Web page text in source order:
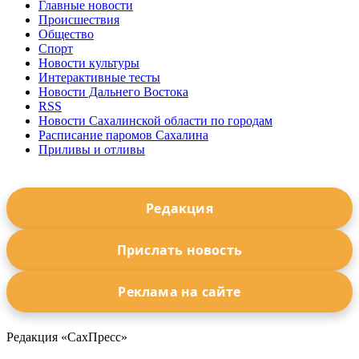
Главные новости
Происшествия
Общество
Спорт
Новости культуры
Интерактивные тесты
Новости Дальнего Востока
RSS
Новости Сахалинской области по городам
Расписание паромов Сахалина
Приливы и отливы
Редакция
Прислать новость
Реклама на сайте
Редакция «СахПресс»